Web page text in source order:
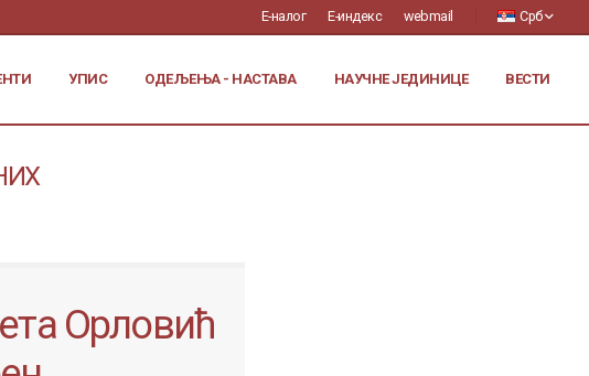
Е-налог Е-индекс webmail Срб
УПИС ОДЕЉЕЊА - НАСТАВА НАУЧНЕ ЈЕДИНИЦЕ ВЕСТИ
Орловић